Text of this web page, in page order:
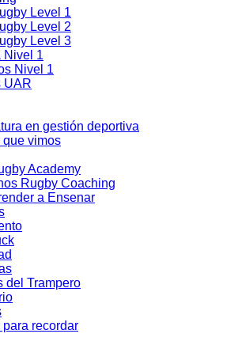
Level 1
Level 2
Level 3
Nivel 1
Nivel 1
UAR
en gestión deportiva
que vimos
Academy
Rugby Coaching
a Ensenar
del Trampero
para recordar